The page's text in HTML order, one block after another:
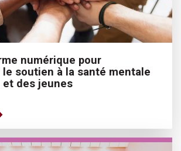
numérique pour
soutien à la santé mentale
des jeunes